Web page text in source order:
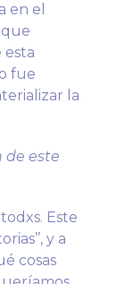
en el
que
esta
fue
la
de este
Este
y a
cosas